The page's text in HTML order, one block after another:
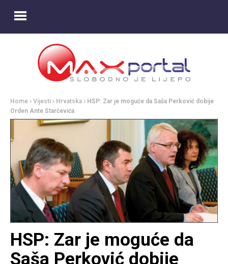
Home Vijesti Hrvatska
HSP: Zar je moguće da Saša Perković dobije
Orden Ante Starčevića
HSP: Zar je moguće da
Saša Perković dobije